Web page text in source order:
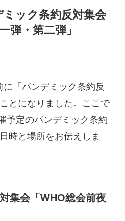
ミック条約反対集会
弾・第二弾」
「パンデミック条約反
とになりました。ここで
予定のパンデミック条約
時と場所をお伝えしま
集会「WHO総会前夜